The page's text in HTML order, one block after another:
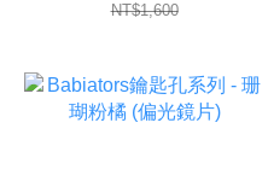
NT$1,600